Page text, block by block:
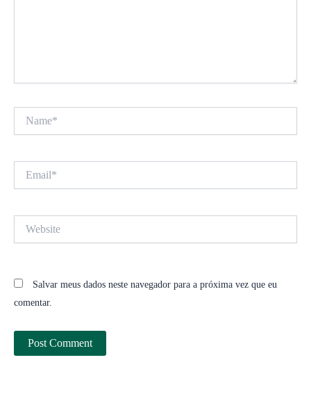
Salvar meus dados neste navegador para a próxima vez que eu
comentar.